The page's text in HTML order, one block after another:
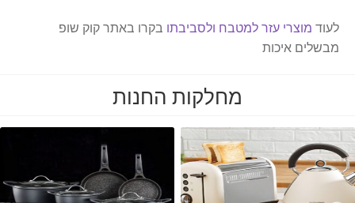
לעוד מוצרי עזר למטבח ולסביבתו בקרו באתר קוק שופ
מבשלים איכות
מחלקות החנות